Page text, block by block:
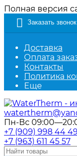
Полная версия
Заказать звонок
Доставка
Оплата
Контакты
Политика
Еще
Пн-Вс
+7 (909) 998 44 49
+7 (963) 611 45 57